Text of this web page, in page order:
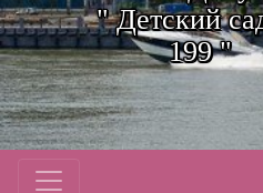
" Детский
199 "